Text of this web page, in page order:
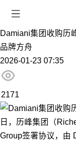
Damiani集团收购历
品牌方舟
2026-01-23 07:35
2171
日，历峰集团（
Group签署协议，由